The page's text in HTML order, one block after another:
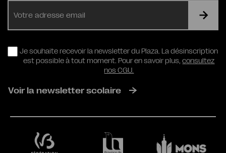
RGPD
Je souhaite recevoir la newsletter du Plaza. La désinscription
est possible à tout moment. Pour en savoir plus,consultez
nos CGU.
Voir la newsletter scolaire